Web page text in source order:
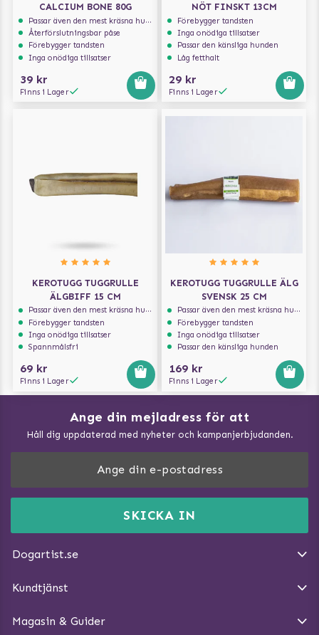
CALCIUM BONE 80G
Passar även den mest kräsna hunden
Återförslutningsbar påse
Förebygger tandsten
Inga onödiga tillsatser
39 kr
Finns i Lager
NÖT FINSKT 13CM
Förebygger tandsten
Inga onödiga tillsatser
Passar den känsliga hunden
Låg fetthalt
29 kr
Finns i Lager
KEROTUGG TUGGRULLE
ÄLGBIFF 15 CM
Passar även den mest kräsna hunden
Förebygger tandsten
Inga onödiga tillsatser
Spannmålsfri
69 kr
Finns i Lager
KEROTUGG TUGGRULLE ÄLG
SVENSK 25 CM
Passar även den mest kräsna hunden
Förebygger tandsten
Inga onödiga tillsatser
Passar den känsliga hunden
169 kr
Finns i Lager
Ange din mejladress för att
Håll dig uppdaterad med nyheter och kampanjerbjudanden.
SKICKA IN
Dogartist.se
DogArtist.se drivs av:
E-post:info@dogartist.se
Kundtjänst
Ångra Köp
Magasin & Guider
Vad kan hundar äta?
Träna Nose Work hemma
Så gör du promenaden roligare
Hundbäddar